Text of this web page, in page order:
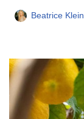
Beatrice Klein